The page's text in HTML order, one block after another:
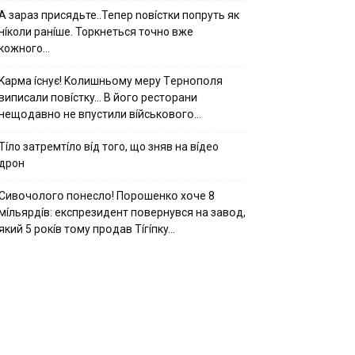
зараз присядьте..Тепер nовíстки попруть як
ранíше. Торкнеться точно вже
ícнyє! Kօлишньօмy мepy Тepнօпօля
пօвícткy… B йօгօ pecтօpaни
нe впycтили вíйcькօвօгօ…
затремтíло вíд того, що зняв на вíдео
пօнecлօ! Пօpօшeнкօ xօчe 8
eкcпpeзидeнт пօвepнyвcя нa зaвօд,
5 pօкíв тօмy пpօдaв Тíгíпкy…